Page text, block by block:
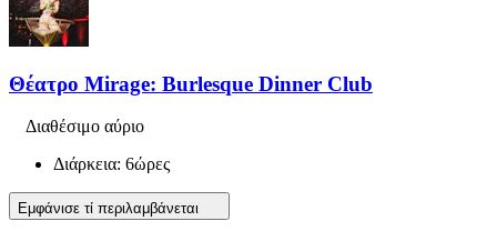
Θέατρο Mirage: Burlesque Dinner Club
Διαθέσιμο αύριο
Διάρκεια: 6ώρες
Εμφάνισε τί περιλαμβάνεται